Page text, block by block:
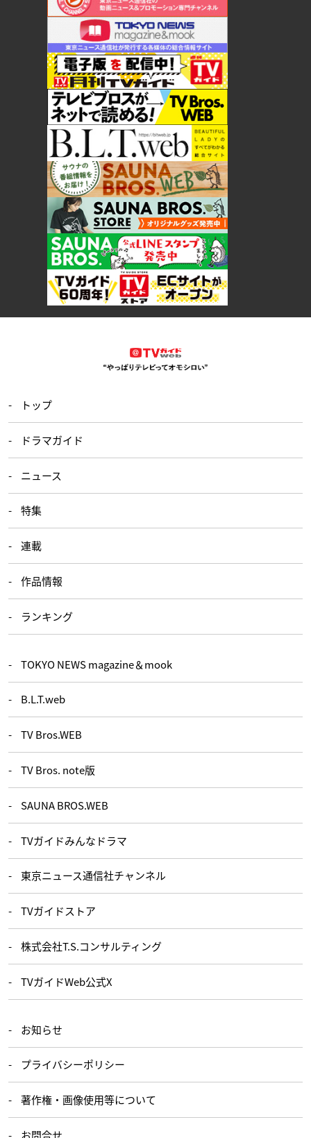
トップ
ドラマガイド
ニュース
特集
連載
作品情報
ランキング
TOKYO NEWS magazine＆mook
B.L.T.web
TV Bros.WEB
TV Bros. note版
SAUNA BROS.WEB
TVガイドみんなドラマ
東京ニュース通信社チャンネル
TVガイドストア
株式会社T.S.コンサルティング
TVガイドWeb公式X
お知らせ
プライバシーポリシー
著作権・画像使用等について
お問合せ